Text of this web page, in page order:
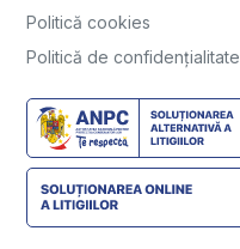
Politică cookies
Politică de confidențialitate